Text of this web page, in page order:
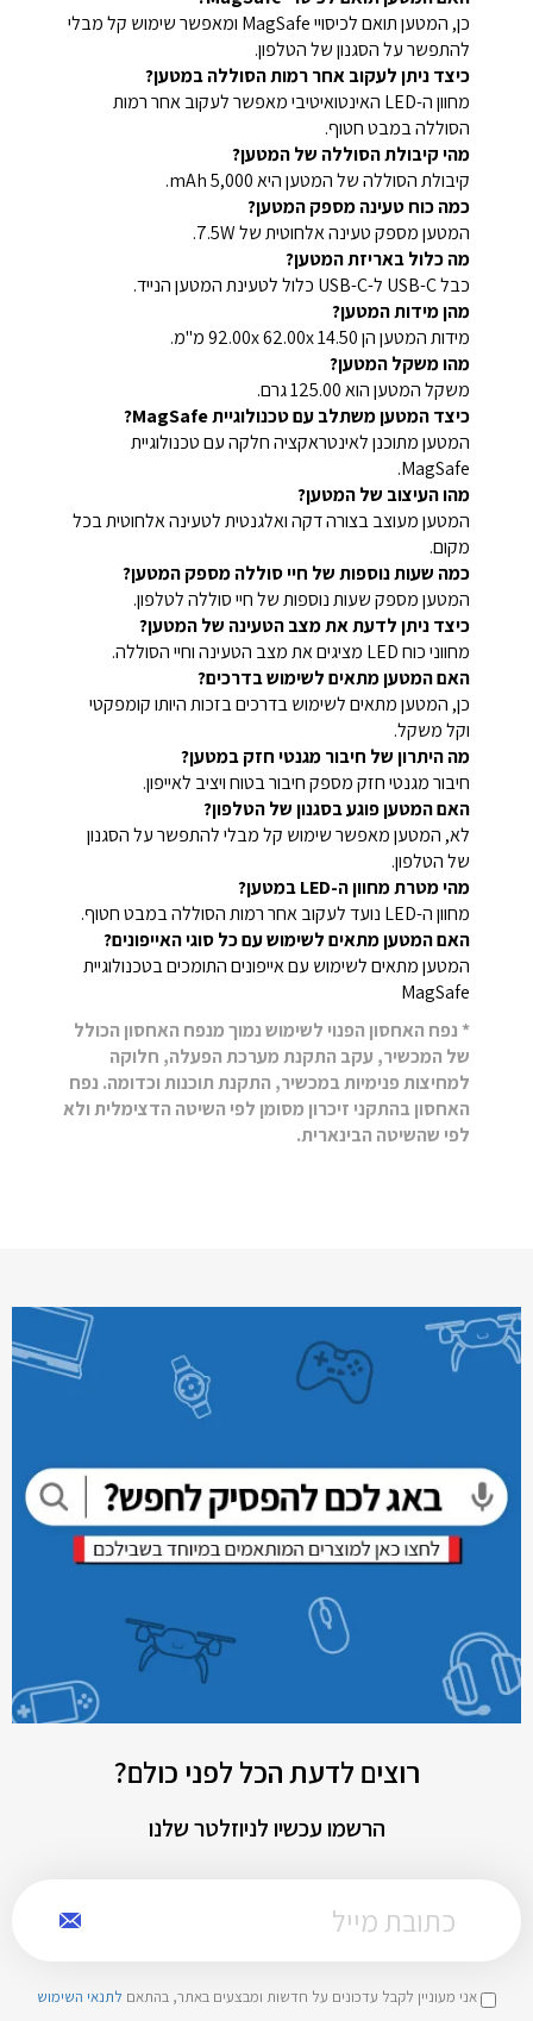
כן, המטען תואם לכיסויי MagSafe ומאפשר שימוש קל מבלי
להתפשר על הסגנון של הטלפון.
כיצד ניתן לעקוב אחר רמות הסוללה במטען?
מחוון ה-LED האינטואיטיבי מאפשר לעקוב אחר רמות
הסוללה במבט חטוף.
מהי קיבולת הסוללה של המטען?
קיבולת הסוללה של המטען היא 5,000 mAh.
כמה כוח טעינה מספק המטען?
המטען מספק טעינה אלחוטית של 7.5W.
מה כלול באריזת המטען?
כבל USB-C ל-USB-C כלול לטעינת המטען הנייד.
מהן מידות המטען?
מידות המטען הן 92.00x 62.00x 14.50 מ"מ.
מהו משקל המטען?
משקל המטען הוא 125.00 גרם.
כיצד המטען משתלב עם טכנולוגיית MagSafe?
המטען מתוכנן לאינטראקציה חלקה עם טכנולוגיית
MagSafe.
מהו העיצוב של המטען?
המטען מעוצב בצורה דקה ואלגנטית לטעינה אלחוטית בכל
מקום.
כמה שעות נוספות של חיי סוללה מספק המטען?
המטען מספק שעות נוספות של חיי סוללה לטלפון.
כיצד ניתן לדעת את מצב הטעינה של המטען?
מחווני כוח LED מציגים את מצב הטעינה וחיי הסוללה.
האם המטען מתאים לשימוש בדרכים?
כן, המטען מתאים לשימוש בדרכים בזכות היותו קומפקטי
וקל משקל.
מה היתרון של חיבור מגנטי חזק במטען?
חיבור מגנטי חזק מספק חיבור בטוח ויציב לאייפון.
האם המטען פוגע בסגנון של הטלפון?
לא, המטען מאפשר שימוש קל מבלי להתפשר על הסגנון
של הטלפון.
מהי מטרת מחוון ה-LED במטען?
מחוון ה-LED נועד לעקוב אחר רמות הסוללה במבט חטוף.
האם המטען מתאים לשימוש עם כל סוגי האייפונים?
המטען מתאים לשימוש עם אייפונים התומכים בטכנולוגיית
MagSafe
* נפח האחסון הפנוי לשימוש נמוך מנפח האחסון הכולל
של המכשיר, עקב התקנת מערכת הפעלה, חלוקה
למחיצות פנימיות במכשיר, התקנת תוכנות וכדומה. נפח
האחסון בהתקני זיכרון מסומן לפי השיטה הדצימלית ולא
לפי שהשיטה הבינארית.
רוצים לדעת הכל לפני כולם?
הרשמו עכשיו לניוזלטר שלנו
אני מעוניין לקבל עדכונים על חדשות ומבצעים באתר, בהתאם לתנאי השימוש